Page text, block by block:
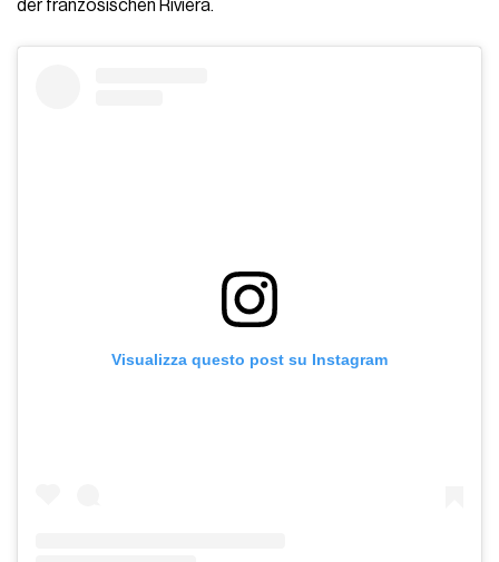
der französischen Riviera.
Visualizza questo post su Instagram